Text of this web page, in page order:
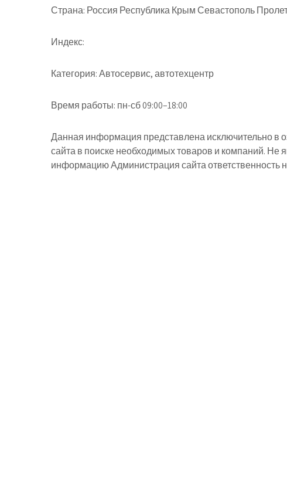
Страна: Россия Республика Крым Севастополь
Индекс:
Категория:Автосервис, автотехцентр
Время работы: пн-сб 09:00–18:00
Данная информация представлена исключительно в
сайта в поиске необходимых товаров и компаний.
информацию Администрация сайта ответственность